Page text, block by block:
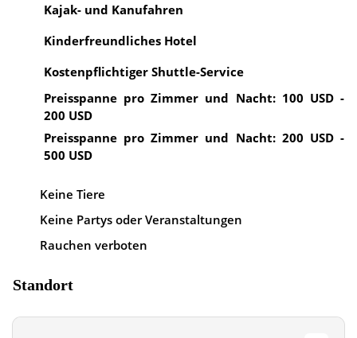
Kajak- und Kanufahren
Kinderfreundliches Hotel
Kostenpflichtiger Shuttle-Service
Preisspanne pro Zimmer und Nacht: 100 USD -
200 USD
Preisspanne pro Zimmer und Nacht: 200 USD -
500 USD
Keine Tiere
Keine Partys oder Veranstaltungen
Rauchen verboten
Standort